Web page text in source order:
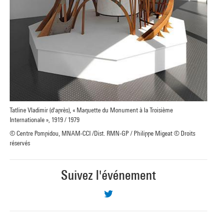
Tatline Vladimir (d'après), « Maquette du Monument à la Troisième
Internationale », 1919 / 1979
© Centre Pompidou, MNAM-CCI /Dist. RMN-GP / Philippe Migeat © Droits
réservés
Suivez l'événement